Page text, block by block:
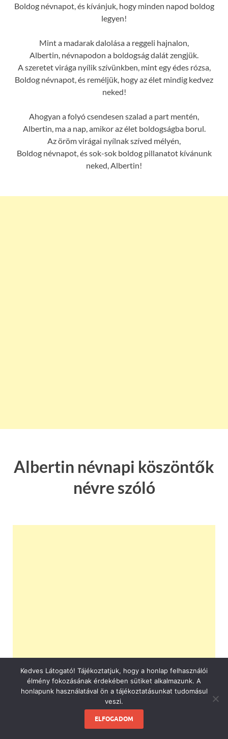
Boldog névnapot, és kívánjuk, hogy minden napod boldog
legyen!
Mint a madarak dalolása a reggeli hajnalon,
Albertin, névnapodon a boldogság dalát zengjük.
A szeretet virága nyílik szívünkben, mint egy édes rózsa,
Boldog névnapot, és reméljük, hogy az élet mindig kedvez
neked!
Ahogyan a folyó csendesen szalad a part mentén,
Albertin, ma a nap, amikor az élet boldogságba borul.
Az öröm virágai nyílnak szíved mélyén,
Boldog névnapot, és sok-sok boldog pillanatot kívánunk
neked, Albertin!
Albertin névnapi köszöntők
névre szóló
Kedves Látogató! Tájékoztatjuk, hogy a honlap felhasználói
élmény fokozásának érdekében sütiket alkalmazunk. A
honlapunk használatával ön a tájékoztatásunkat tudomásul
veszi.
ELFOGADOM